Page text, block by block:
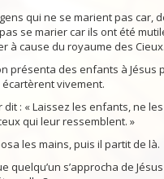
qui ne se marient pas car,
se marier car ils ont été
à cause du royaume des
présenta des enfants à Jésus
vivement.
dit : « Laissez les enfants, ne
qui leur ressemblent. »
les mains, puis il partit de là.
quelqu’un s’approcha de